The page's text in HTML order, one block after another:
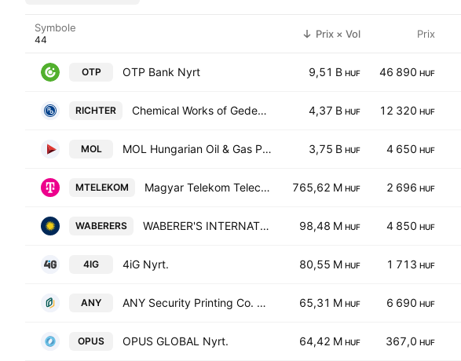
Symbole Prix × Vol Prix
OTP OTP Bank Nyrt 9,51 B HUF 46 890 HUF
RICHTER Chemical Works of Gedeon Richter Plc 4,37 B HUF 12 320 HUF
MOL MOL Hungarian Oil & Gas Plc Class A 3,75 B HUF 4 650 HUF
MTELEKOM Magyar Telekom Telecommunications PLC 765,62 M HUF 2 696 HUF
WABERERS WABERER'S INTERNATIONAL NYRT. 98,48 M HUF 4 850 HUF
4IG 4iG Nyrt. 80,55 M HUF 1 713 HUF
ANY ANY Security Printing Co. Plc 65,31 M HUF 6 690 HUF
OPUS OPUS GLOBAL Nyrt. 64,42 M HUF 367,0 HUF